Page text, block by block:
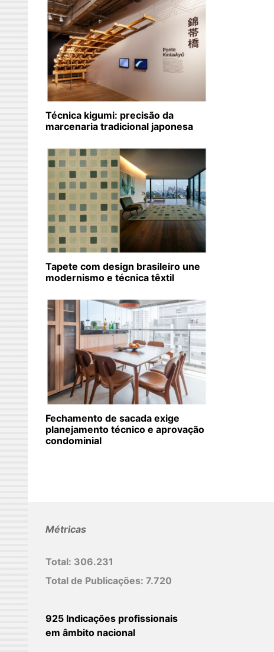
Técnica kigumi: precisão da
marcenaria tradicional japonesa
Tapete com design brasileiro une
modernismo e técnica têxtil
Fechamento de sacada exige
planejamento técnico e aprovação
condominial
Métricas
Total: 306.231
Total de Publicações: 7.720
925 Indicações profissionais
em âmbito nacional